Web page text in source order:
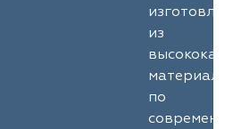
из
по